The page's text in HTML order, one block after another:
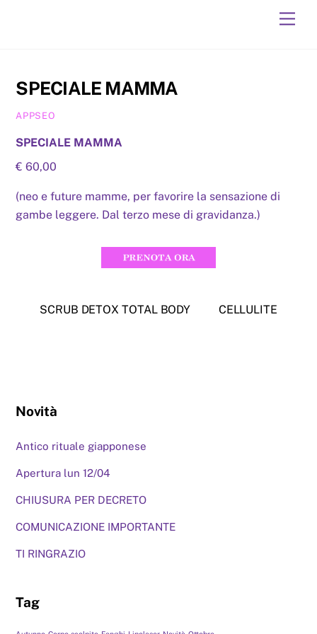
SPECIALE MAMMA
APPSEO
SPECIALE MAMMA
€ 60,00
(neo e future mamme, per favorire la sensazione di
gambe leggere. Dal terzo mese di gravidanza.)
SCRUB DETOX TOTAL BODY CELLULITE
Novità
Antico rituale giapponese
Apertura lun 12/04
CHIUSURA PER DECRETO
COMUNICAZIONE IMPORTANTE
TI RINGRAZIO
Tag